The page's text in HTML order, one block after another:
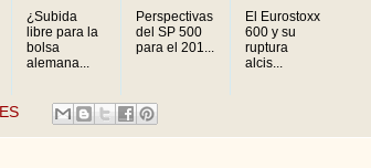
¿Subida
libre para la
bolsa
alemana...
Perspectivas
del SP 500
para el 201...
El Eurostoxx
600 y su
ruptura
alcis...